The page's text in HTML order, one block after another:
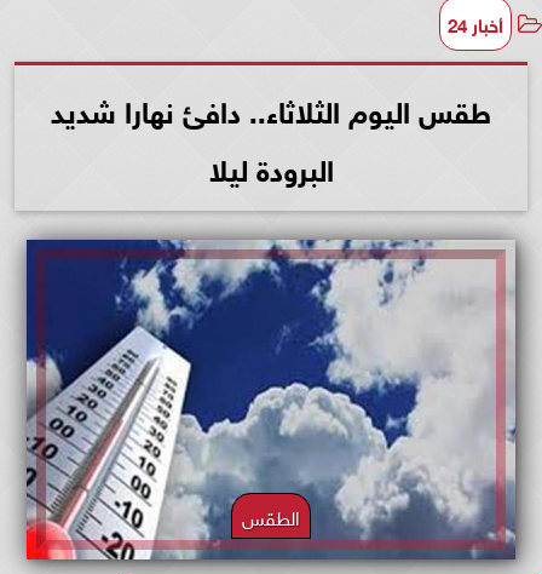
أخبار 24
طقس اليوم الثلاثاء.. دافئ نهارا شديد
البرودة ليلا
الطقس